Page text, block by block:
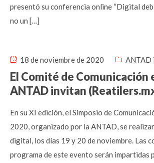
presentó su conferencia online “Digital
no un […]
18 de noviembre de 2020 ANTAD
El Comité de Comunicación
ANTAD invitan
En su XI edición, el Simposio de
2020, organizado por la ANTAD, se
digital, los días 19 y 20 de noviembre. Las
programa de este evento serán impartidas